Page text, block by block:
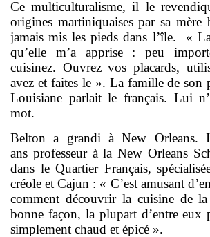
Ce multiculturalisme, il le
origines martiniquaises par sa mère
jamais mis les pieds dans l’île. «
qu’elle m’a apprise : peu
cuisinez. Ouvrez vos placards,
avez et faites le ». La famille de son
Louisiane parlait le français. Lui
mot.
Belton a grandi à New Orleans.
ans professeur à la New Orleans
dans le Quartier Français,
créole et Cajun : « C’est amusant
comment découvrir la cuisine de
bonne façon, la plupart d’entre eux
simplement chaud et épicé ».